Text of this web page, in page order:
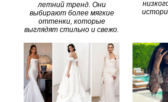
летний тренд. Они
выбирают более мягкие
оттенки, которые
выглядят стильно и свежо.